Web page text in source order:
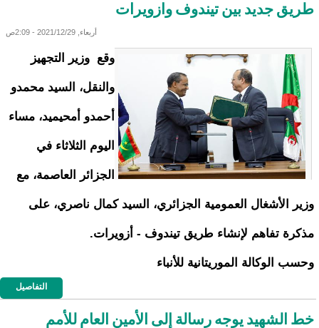
طريق جديد بين تيندوف وازويرات
أربعاء, 2021/12/29 - 2:09ص
وقع وزير التجهيز
والنقل، السيد محمدو
أحمدو أمحيميد، مساء
اليوم الثلاثاء في
الجزائر العاصمة، مع
وزير الأشغال العمومية الجزائري، السيد كمال ناصري، على
مذكرة تفاهم لإنشاء طريق تيندوف - أزويرات.
وحسب الوكالة الموريتانية للأنباء
التفاصيل
خط الشهيد يوجه رسالة إلى الأمين العام للأمم